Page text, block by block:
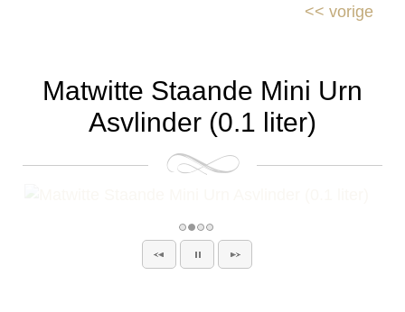
<< vorige
Matwitte Staande Mini Urn
Asvlinder (0.1 liter)